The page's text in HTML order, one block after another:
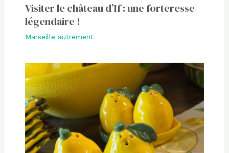
Visiter le château d’If : une forteresse
légendaire !
Marseille autrement